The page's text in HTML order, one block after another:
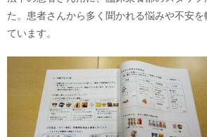
た。患者さんから多く聞かれる悩みや不安
ています。